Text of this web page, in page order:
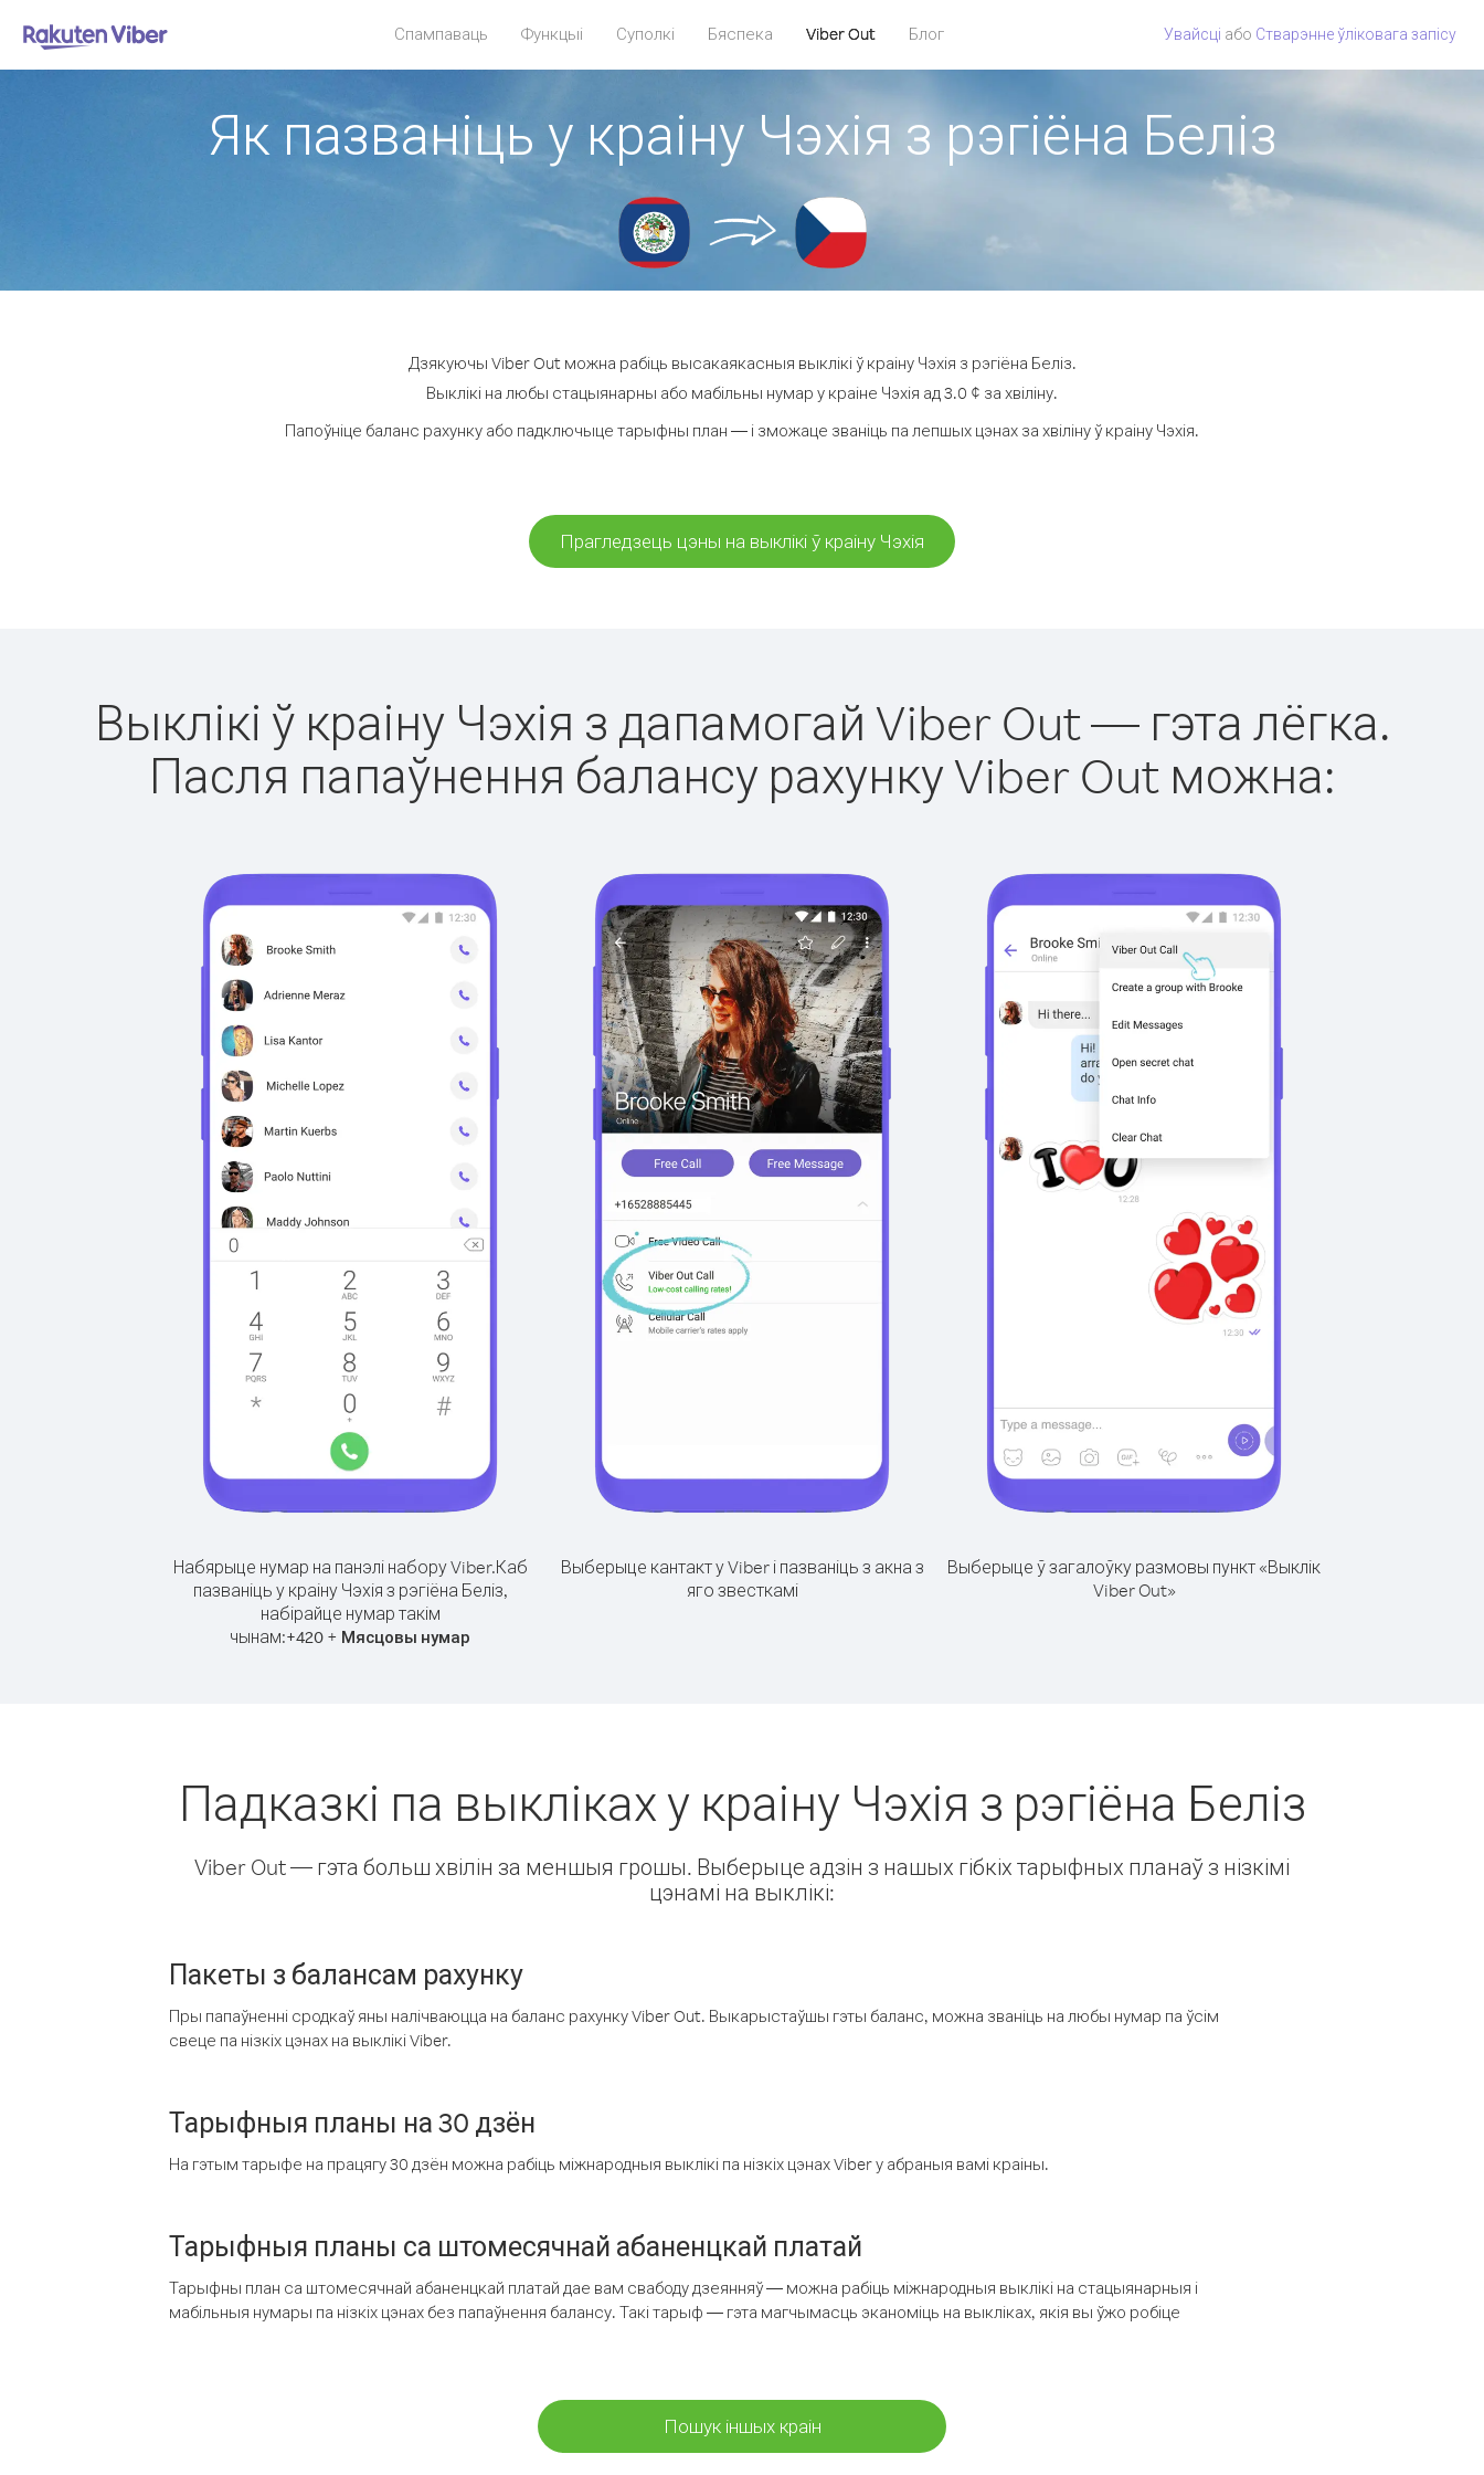
Спампаваць Функцыі Суполкі Бяспека Viber Out Блог Увайсці або Стварэнне ўліковага запісу
Як пазваніць у краіну Чэхія з рэгіёна Беліз
Дзякуючы Viber Out можна рабіць высакаякасныя выклікі ў краіну Чэхія з рэгіёна Беліз.
Выклікі на любы стацыянарны або мабільны нумар у краіне Чэхія ад 3.0 ¢ за хвіліну.
Папоўніце баланс рахунку або падключыце тарыфны план — і зможаце званіць па лепшых цэнах за хвіліну ў краіну Чэхія.
Прагледзець цэны на выклікі ў краіну Чэхія
Выклікі ў краіну Чэхія з дапамогай Viber Out — гэта лёгка.
Пасля папаўнення балансу рахунку Viber Out можна:
Набярыце нумар на панэлі набору Viber.Каб
пазваніць у краіну Чэхія з рэгіёна Беліз,
набірайце нумар такім
чынам:+420 + Мясцовы нумар
Выберыце кантакт у Viber і пазваніць з акна з
яго звесткамі
Выберыце ў загалоўку размовы пункт «Выклік
Viber Out»
Падказкі па выкліках у краіну Чэхія з рэгіёна Беліз
Viber Out — гэта больш хвілін за меншыя грошы. Выберыце адзін з нашых гібкіх тарыфных планаў з нізкімі
цэнамі на выклікі:
Пакеты з балансам рахунку
Пры папаўненні сродкаў яны налічваюцца на баланс рахунку Viber Out. Выкарыстаўшы гэты баланс, можна званіць на любы нумар па ўсім
свеце па нізкіх цэнах на выклікі Viber.
Тарыфныя планы на 30 дзён
На гэтым тарыфе на працягу 30 дзён можна рабіць міжнародныя выклікі па нізкіх цэнах Viber у абраныя вамі краіны.
Тарыфныя планы са штомесячнай абаненцкай платай
Тарыфны план са штомесячнай абаненцкай платай дае вам свабоду дзеянняў — можна рабіць міжнародныя выклікі на стацыянарныя і
мабільныя нумары па нізкіх цэнах без папаўнення балансу. Такі тарыф — гэта магчымасць эканоміць на выкліках, якія вы ўжо робіце
Пошук іншых краін